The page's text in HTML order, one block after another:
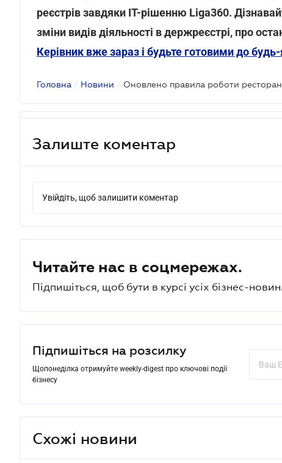
реєстрів завдяки IT-рішенню Liga360.
зміни видів діяльності в держреєстрі, про
Керівник вже зараз і будьте готовими до
Головна / Новини / Оновлено правила роботи
Залиште коментар
Увійдіть, щоб залишити коментар
Читайте нас в соцмережах.
Підпишіться, щоб бути в курсі усіх бізнес-новин.
Підпишіться на розсилку
Щопонеділка отримуйте weekly-digest про ключові події
бізнесу
Схожі новини